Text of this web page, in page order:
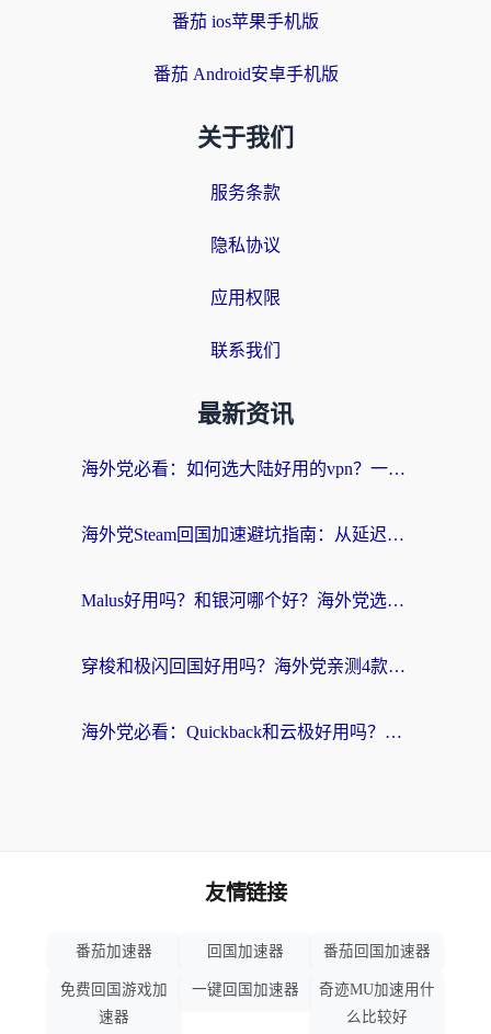
番茄 ios苹果手机版
番茄 Android安卓手机版
关于我们
服务条款
隐私协议
应用权限
联系我们
最新资讯
海外党必看：如何选大陆好用的vpn？一篇解决你的回国访问难题
海外党Steam回国加速避坑指南：从延迟卡顿到无缝畅玩，我踩过的坑和最优解
Malus好用吗？和银河哪个好？海外党选回国加速器的避坑指南（附乌克兰玩国内游戏实测）
穿梭和极闪回国好用吗？海外党亲测4款加速器+1个隐藏宝藏
海外党必看：Quickback和云极好用吗？3招教你选对回国加速器（附PC端VPN实测对比）
友情链接
番茄加速器 回国加速器 番茄回国加速器
免费回国游戏加
速器
一键回国加速器
奇迹MU加速用什
么比较好